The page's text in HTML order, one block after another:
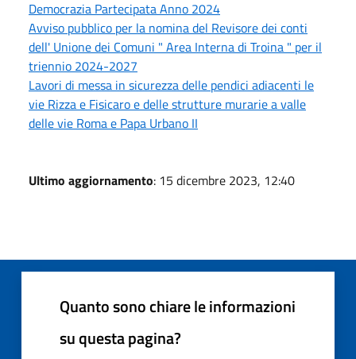
Democrazia Partecipata Anno 2024
Avviso pubblico per la nomina del Revisore dei conti
dell' Unione dei Comuni " Area Interna di Troina " per il
triennio 2024-2027
Lavori di messa in sicurezza delle pendici adiacenti le
vie Rizza e Fisicaro e delle strutture murarie a valle
delle vie Roma e Papa Urbano II
Ultimo aggiornamento: 15 dicembre 2023, 12:40
Quanto sono chiare le informazioni
su questa pagina?